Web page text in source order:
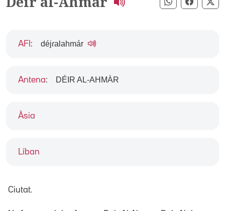
Compartir
Àsia
Líban
AFI : déjɾalahmár
Antena: DÉIR AL-AHMÀR
Ciutat.